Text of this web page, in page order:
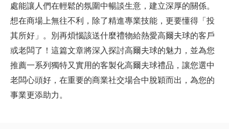
處能讓人們在輕鬆的氛圍中暢談生意，建立深厚的關係。
想在商場上無往不利，除了精進專業技能，更要懂得「投
其所好」。別再煩惱該送什麼禮物給熱愛高爾夫球的客戶
或老闆了！這篇文章將深入探討高爾夫球的魅力，並為您
推薦一系列獨特又實用的客製化高爾夫球禮品，讓您選中
老闆心頭好，在重要的商業社交場合中脫穎而出，為您的
事業更添助力。